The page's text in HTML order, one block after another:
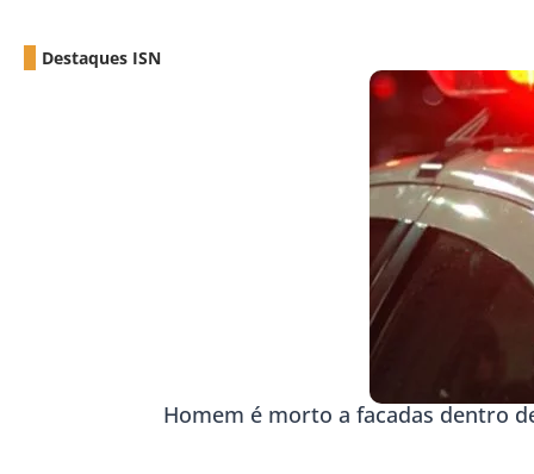
Destaques ISN
Homem é morto a facadas dentro